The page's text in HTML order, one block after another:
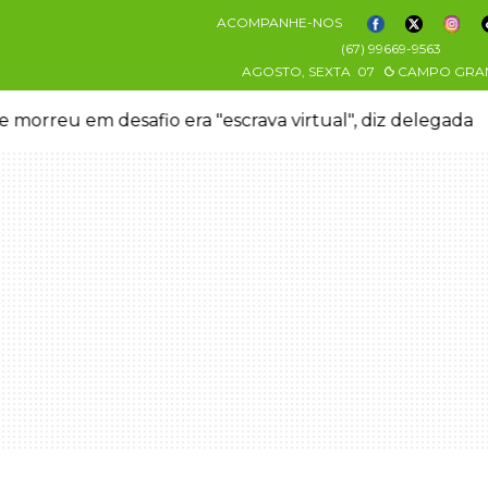
ACOMPANHE-NOS
(67) 99669-9563
AGOSTO, SEXTA 07 CAMPO
Granizo danifica telhados e plantações